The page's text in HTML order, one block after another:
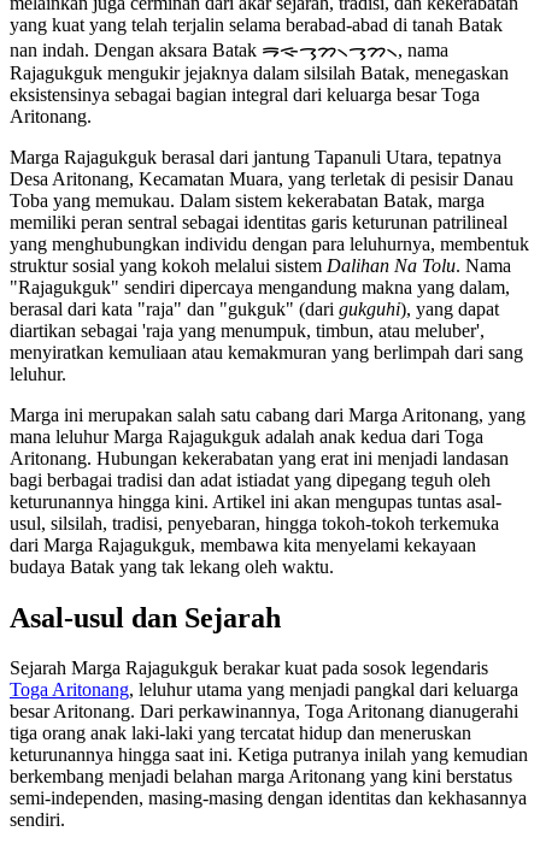
yang kuat yang telah terjalin selama berabad-abad di tanah Batak
nan indah. Dengan aksara Batak ᯒᯐᯎᯮᯂ᯲ᯎᯮᯂ᯲, nama
Rajagukguk mengukir jejaknya dalam silsilah Batak, menegaskan
eksistensinya sebagai bagian integral dari keluarga besar Toga
Aritonang.
Marga Rajagukguk berasal dari jantung Tapanuli Utara, tepatnya
Desa Aritonang, Kecamatan Muara, yang terletak di pesisir Danau
Toba yang memukau. Dalam sistem kekerabatan Batak, marga
memiliki peran sentral sebagai identitas garis keturunan patrilineal
yang menghubungkan individu dengan para leluhurnya, membentuk
struktur sosial yang kokoh melalui sistem Dalihan Na Tolu. Nama
"Rajagukguk" sendiri dipercaya mengandung makna yang dalam,
berasal dari kata "raja" dan "gukguk" (dari gukguhi), yang dapat
diartikan sebagai 'raja yang menumpuk, timbun, atau meluber',
menyiratkan kemuliaan atau kemakmuran yang berlimpah dari sang
leluhur.
Marga ini merupakan salah satu cabang dari Marga Aritonang, yang
mana leluhur Marga Rajagukguk adalah anak kedua dari Toga
Aritonang. Hubungan kekerabatan yang erat ini menjadi landasan
bagi berbagai tradisi dan adat istiadat yang dipegang teguh oleh
keturunannya hingga kini. Artikel ini akan mengupas tuntas asal-
usul, silsilah, tradisi, penyebaran, hingga tokoh-tokoh terkemuka
dari Marga Rajagukguk, membawa kita menyelami kekayaan
budaya Batak yang tak lekang oleh waktu.
Asal-usul dan Sejarah
Sejarah Marga Rajagukguk berakar kuat pada sosok legendaris
Toga Aritonang, leluhur utama yang menjadi pangkal dari keluarga
besar Aritonang. Dari perkawinannya, Toga Aritonang dianugerahi
tiga orang anak laki-laki yang tercatat hidup dan meneruskan
keturunannya hingga saat ini. Ketiga putranya inilah yang kemudian
berkembang menjadi belahan marga Aritonang yang kini berstatus
semi-independen, masing-masing dengan identitas dan kekhasannya
sendiri.